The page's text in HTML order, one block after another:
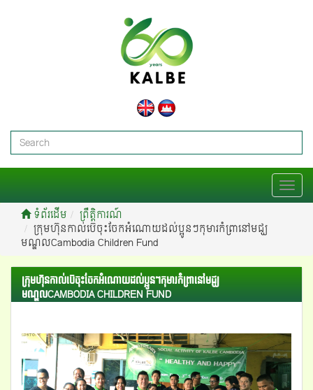
T
o
e
n
a
t
i
o
ទំព័រដើម
ព្រឹត្តិការណ៍
ក្រុមហ៊ុនកាល់ប៊េចុះចែកអំណោយដល់ប្អូនៗកុមារកំព្រានៅមជ្ឃ
មណ្ឌលCambodia Children Fund
ក្រុមហ៊ុនកាល់ប៊េចុះចែកអំណោយដល់ប្អូនៗកុមារកំព្រានៅមជ្ឃ
មណ្ឌលCAMBODIA CHILDREN FUND